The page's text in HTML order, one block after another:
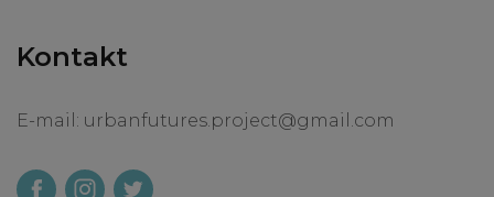
Kontakt
E-mail: urbanfutures.project@gmail.com